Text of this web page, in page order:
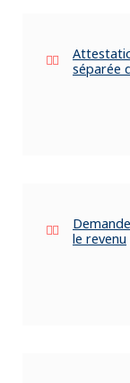
séparée
le revenu